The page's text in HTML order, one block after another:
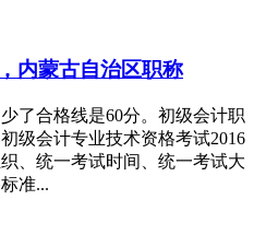
内蒙古自治区职称
了合格线是60分。初级会计职
级会计专业技术资格考试2016
、统一考试时间、统一考试大
准...